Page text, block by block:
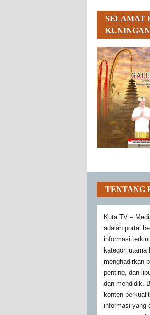
SELAMAT
KUNINGAN
TENTANG
Kuta TV –
adalah portal
informasi
kategori utama
menghadirkan
penting, dan
dan mendidik.
konten
informasi yang